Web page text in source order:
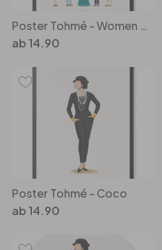
Poster Tohmé - Women of Science
ab14.90
Poster Tohmé - Coco
ab14.90